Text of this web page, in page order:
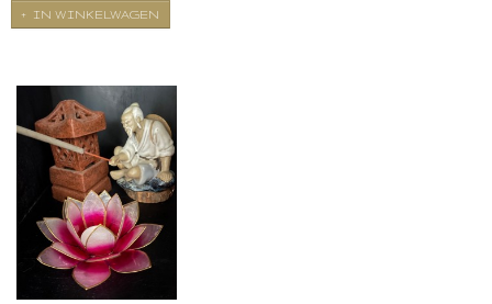
IN WINKELWAGEN